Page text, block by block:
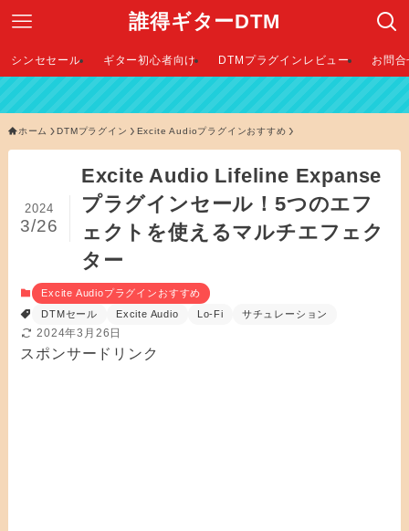
誰得ギターDTM
シンセセール ギター初心者向け DTMプラグインレビュー お問
ホーム DTMプラグイン Excite Audioプラグインおすすめ
Excite Audio Lifeline Expanse
プラグインセール！5つのエフ
ェクトを使えるマルチエフェク
ター
2024
3/26
Excite Audioプラグインおすすめ
DTMセール
Excite Audio Lo-Fi サチュレーション
2024年3月26日
スポンサードリンク